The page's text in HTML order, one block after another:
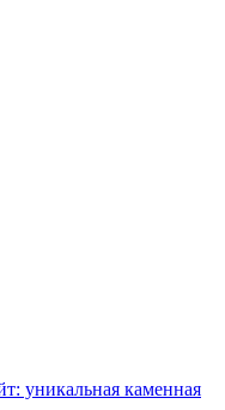
уникальная каменная